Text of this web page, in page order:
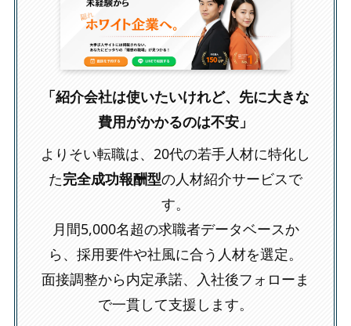
「紹介会社は使いたいけれど、先に大きな
費用がかかるのは不安」
よりそい転職は、20代の若手人材に特化し
た完全成功報酬型の人材紹介サービスで
す。
月間5,000名超の求職者データベースか
ら、採用要件や社風に合う人材を選定。
面接調整から内定承諾、入社後フォローま
で一貫して支援します。